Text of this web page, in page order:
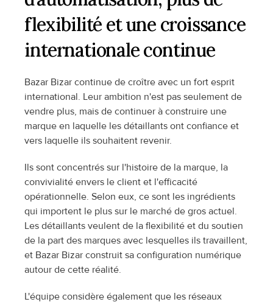
flexibilité et une croissance
internationale continue
Bazar Bizar continue de croître avec un fort esprit
international. Leur ambition n'est pas seulement de
vendre plus, mais de continuer à construire une
marque en laquelle les détaillants ont confiance et
vers laquelle ils souhaitent revenir.
Ils sont concentrés sur l'histoire de la marque, la
convivialité envers le client et l'efficacité
opérationnelle. Selon eux, ce sont les ingrédients
qui importent le plus sur le marché de gros actuel.
Les détaillants veulent de la flexibilité et du soutien
de la part des marques avec lesquelles ils travaillent,
et Bazar Bizar construit sa configuration numérique
autour de cette réalité.
L'équipe considère également que les réseaux